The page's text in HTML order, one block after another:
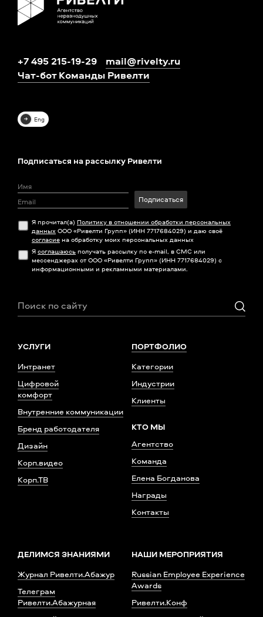
+7 495 215-19-29
mail@rivelty.ru
Чат-бот Команды Ривелти
Eng
УСЛУГИ
Интранет
Цифровой
комфорт
Внутренние коммуникации
Бренд работодателя
Дизайн
Корп.видео
Корп.ТВ
ПОРТФОЛИО
Категории
Индустрии
Клиенты
КТО МЫ
Агентство
Команда
Елена Богданова
Награды
Контакты
ДЕЛИМСЯ ЗНАНИЯМИ
Журнал Ривелти.Абажур
Телеграм
Ривелти.Абажурная
НАШИ МЕРОПРИЯТИЯ
Russian Employee Experience
Awards
Ривелти.Конф
Подписаться на рассылку Ривелти
Подписаться
Я прочитал(а) Политику в отношении обработки персональных
данных ООО «Ривелти Групп» (ИНН 7717684029) и даю своё
согласие на обработку моих персональных данных
Я соглашаюсь получать рассылку по e-mail, в СМС или
мессенджерах от ООО «Ривелти Групп» (ИНН 7717684029) с
информационными и рекламными материалами.